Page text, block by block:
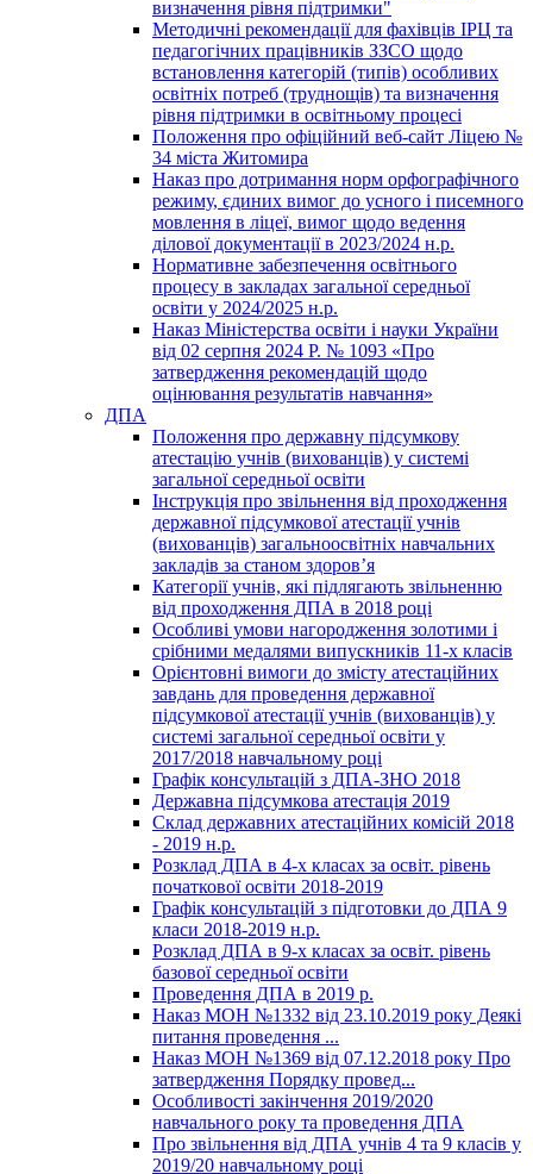
визначення рівня підтримки"
Методичні рекомендації для фахівців ІРЦ та
педагогічних працівників ЗЗСО щодо
встановлення категорій (типів) особливих
освітніх потреб (труднощів) та визначення
рівня підтримки в освітньому процесі
Положення про офіційний веб-сайт Ліцею №
34 міста Житомира
Наказ про дотримання норм орфографічного
режиму, єдиних вимог до усного і писемного
мовлення в ліцеї, вимог щодо ведення
ділової документації в 2023/2024 н.р.
Нормативне забезпечення освітнього
процесу в закладах загальної середньої
освіти у 2024/2025 н.р.
Наказ Міністерства освіти і науки України
від 02 серпня 2024 Р. № 1093 «Про
затвердження рекомендацій щодо
оцінювання результатів навчання»
ДПА
Положення про державну підсумкову
атестацію учнів (вихованців) у системі
загальної середньої освіти
Інструкція про звільнення від проходження
державної підсумкової атестації учнів
(вихованців) загальноосвітніх навчальних
закладів за станом здоров’я
Категорії учнів, які підлягають звільненню
від проходження ДПА в 2018 році
Особливі умови нагородження золотими і
срібними медалями випускників 11-х класів
Орієнтовні вимоги до змісту атестаційних
завдань для проведення державної
підсумкової атестації учнів (вихованців) у
системі загальної середньої освіти у
2017/2018 навчальному році
Графік консультацій з ДПА-ЗНО 2018
Державна підсумкова атестація 2019
Склад державних атестаційних комісій 2018
- 2019 н.р.
Розклад ДПА в 4-х класах за освіт. рівень
початкової освіти 2018-2019
Графік консультацій з підготовки до ДПА 9
класи 2018-2019 н.р.
Розклад ДПА в 9-х класах за освіт. рівень
базової середньої освіти
Проведення ДПА в 2019 р.
Наказ МОН №1332 від 23.10.2019 року Деякі
питання проведення ...
Наказ МОН №1369 від 07.12.2018 року Про
затвердження Порядку провед...
Особливості закінчення 2019/2020
навчального року та проведення ДПА
Про звільнення від ДПА учнів 4 та 9 класів у
2019/20 навчальному році